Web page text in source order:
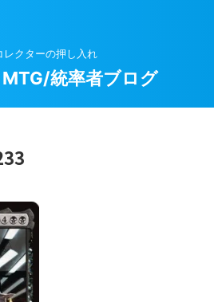
レクターの押し入れ
統率者ブログ